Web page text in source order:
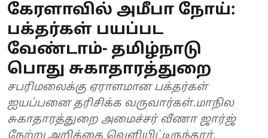
கேரளாவில் அமீபா நோய்:
பக்தர்கள் பயப்பட
வேண்டாம்- தமிழ்நாடு
பொது சுகாதாரத்துறை
சபரிமலைக்கு ஏராளமான பக்தர்கள்
ஐயப்பனை தரிசிக்க வருவார்கள்.மாநில
சுகாதாரத்துறை அமைச்சர் வீணா ஜார்ஜ்